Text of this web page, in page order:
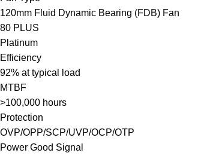
120mm Fluid Dynamic Bearing (FDB) Fan
80 PLUS
Platinum
Efficiency
92% at typical load
MTBF
>100,000 hours
Protection
OVP/OPP/SCP/UVP/OCP/OTP
Power Good Signal